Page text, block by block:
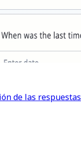
de las respuestas